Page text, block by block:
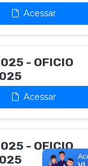
Acessar
- OFICIO
Acessar
- OFICIO